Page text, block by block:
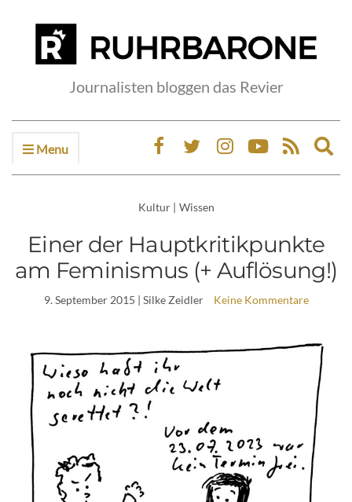
Journalisten bloggen das Revier
Menu
Kultur | Wissen
Einer der Hauptkritikpunkte
am Feminismus (+ Auflösung!)
9. September 2015 | Silke Zeidler Keine Kommentare